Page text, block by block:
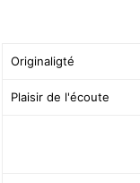
Originaligté
Plaisir de l'écoute